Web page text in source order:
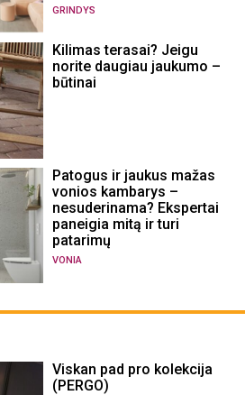
GRINDYS
Kilimas terasai? Jeigu
norite daugiau jaukumo –
būtinai
Patogus ir jaukus mažas
vonios kambarys –
nesuderinama? Ekspertai
paneigia mitą ir turi
patarimų
VONIA
Viskan pad pro kolekcija
(PERGO)